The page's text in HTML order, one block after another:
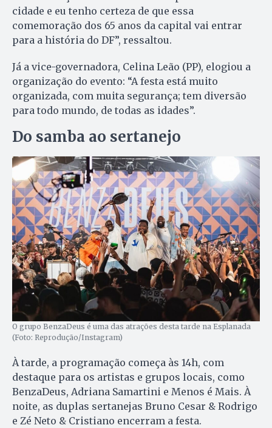
cidade e eu tenho certeza de que essa
comemoração dos 65 anos da capital vai entrar
para a história do DF”, ressaltou.
Já a vice-governadora, Celina Leão (PP), elogiou a
organização do evento: “A festa está muito
organizada, com muita segurança; tem diversão
para todo mundo, de todas as idades”.
Do samba ao sertanejo
O grupo BenzaDeus é uma das atrações desta tarde na Esplanada
(Foto: Reprodução/Instagram)
À tarde, a programação começa às 14h, com
destaque para os artistas e grupos locais, como
BenzaDeus, Adriana Samartini e Menos é Mais. À
noite, as duplas sertanejas Bruno Cesar & Rodrigo
e Zé Neto & Cristiano encerram a festa.